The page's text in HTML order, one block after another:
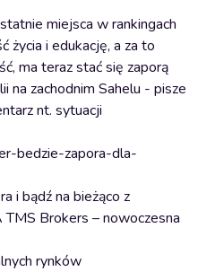
miejsca w rankingach
życia i edukację, a za to
ma teraz stać się zaporą
na zachodnim Sahelu - pisze
nt. sytuacji
bedzie-zapora-dla-
i bądź na bieżąco z
Brokers – nowoczesna
rynków